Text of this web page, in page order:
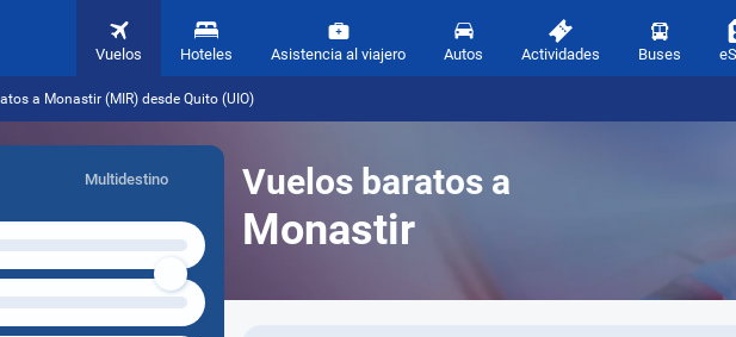
Vuelos Hoteles Asistencia al viajero Autos Actividades Buses
a Monastir (MIR) desde Quito (UIO)
Vuelos baratos a
Monastir
Multidestino